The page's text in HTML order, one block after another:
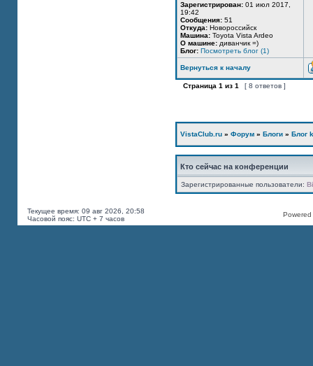
Зарегистрирован: 01 июл 2017,
19:42
Сообщения: 51
Откуда: Новороссийск
Машина: Toyota Vista Ardeo
О машине: диванчик =)
Блог: Посмотреть блог (1)
Вернуться к началу
Страница 1 из 1 [ 8 ответов ]
VistaClub.ru » Форум » Блоги » Блог
Кто сейчас на конференции
Зарегистрированные пользователи:
Текущее время: 09 авг 2026, 20:58
Часовой пояс: UTC + 7 часов